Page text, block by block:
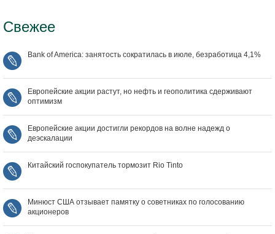
Свежее
Bank of America: занятость сократилась в июле, безработица 4,1%
Европейские акции растут, но нефть и геополитика сдерживают
оптимизм
Европейские акции достигли рекордов на волне надежд о
деэскалации
Китайский госпокупатель тормозит Rio Tinto
Минюст США отзывает памятку о советниках по голосованию
акционеров